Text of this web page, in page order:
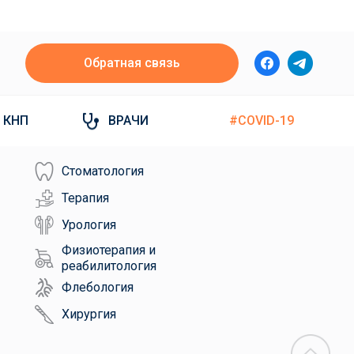
Обратная связь
КНП ВРАЧИ #COVID-19
Стоматология
Терапия
Урология
Физиотерапия и
реабилитология
Флебология
Хирургия